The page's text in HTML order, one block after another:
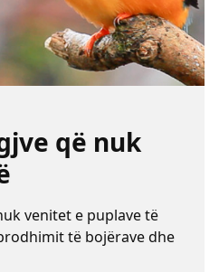
që nuk
venitet e puplave të
të bojërave dhe